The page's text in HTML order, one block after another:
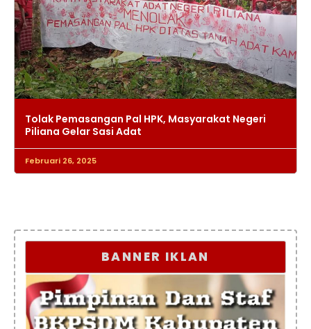
Tolak Pemasangan Pal HPK, Masyarakat Negeri
Piliana Gelar Sasi Adat
Februari 26, 2025
BANNER IKLAN